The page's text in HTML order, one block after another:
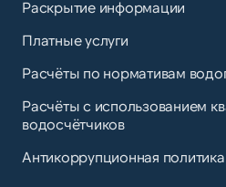
Раскрытие информации
Платные услуги
Расчёты по нормативам
Расчёты с использованием
водосчётчиков
Антикоррупционная политика